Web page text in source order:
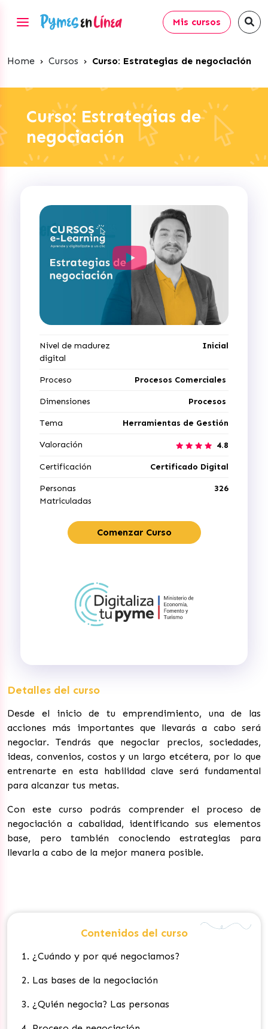
Mis cursos
Home › Cursos › Curso: Estrategias de negociación
Curso: Estrategias de
negociación
Nivel de madurez
digital
Inicial
Proceso Procesos Comerciales
Dimensiones Procesos
Tema Herramientas de Gestión
Valoración 4.8
Certificación Certificado Digital
Personas
Matriculadas
326
Comenzar Curso
Detalles del curso
Desde el inicio de tu emprendimiento, una de las
acciones más importantes que llevarás a cabo será
negociar. Tendrás que negociar precios, sociedades,
ideas, convenios, costos y un largo etcétera, por lo que
entrenarte en esta habilidad clave será fundamental
para alcanzar tus metas.
Con este curso podrás comprender el proceso de
negociación a cabalidad, identificando sus elementos
base, pero también conociendo estrategias para
llevarla a cabo de la mejor manera posible.
Contenidos del curso
1. ¿Cuándo y por qué negociamos?
2. Las bases de la negociación
3. ¿Quién negocia? Las personas